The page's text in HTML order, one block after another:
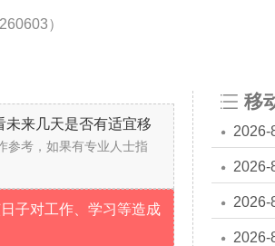
）
来几天是否有适宜移
参考，如果有专业人士指
子对工作、学习等造成
移
2026-
2026-
2026-
2026-